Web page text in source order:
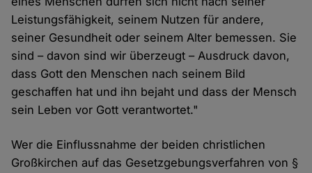
Leistungsfähigkeit, seinem Nutzen für andere,
seiner Gesundheit oder seinem Alter bemessen. Sie
sind – davon sind wir überzeugt – Ausdruck davon,
dass Gott den Menschen nach seinem Bild
geschaffen hat und ihn bejaht und dass der Mensch
sein Leben vor Gott verantwortet."
Wer die Einflussnahme der beiden christlichen
Großkirchen auf das Gesetzgebungsverfahren von §